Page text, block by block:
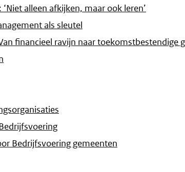
alleen afkijken, maar ook leren’
als sleutel
financieel ravijn naar toekomstbestendige
Bedrijfsvoering gemeenten